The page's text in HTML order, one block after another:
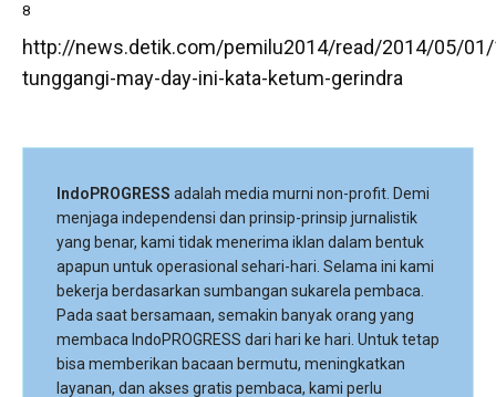
8
http://news.detik.com/pemilu2014/read/2014/05/
tunggangi-may-day-ini-kata-ketum-gerindra
IndoPROGRESS adalah media murni non-profit. Demi
menjaga independensi dan prinsip-prinsip jurnalistik
yang benar, kami tidak menerima iklan dalam bentuk
apapun untuk operasional sehari-hari. Selama ini kami
bekerja berdasarkan sumbangan sukarela pembaca.
Pada saat bersamaan, semakin banyak orang yang
membaca IndoPROGRESS dari hari ke hari. Untuk tetap
bisa memberikan bacaan bermutu, meningkatkan
layanan, dan akses gratis pembaca, kami perlu